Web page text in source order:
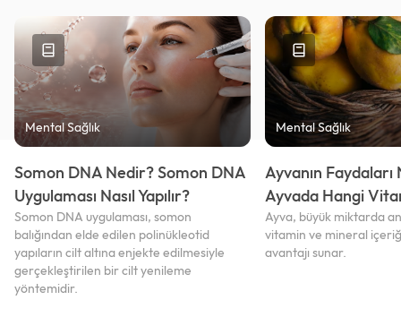
Mental Sağlık
Somon DNA Nedir? Somon DNA
Uygulaması Nasıl Yapılır?
Somon DNA uygulaması, somon
balığından elde edilen polinükleotid
yapıların cilt altına enjekte edilmesiyle
gerçekleştirilen bir cilt yenileme
yöntemidir.
Mental Sağlık
Ayvanın
Ayvada Hangi
Ayva, büyük miktarda
vitamin ve mineral
avantajı sunar.